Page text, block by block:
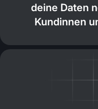
deine Daten
Kundinnen